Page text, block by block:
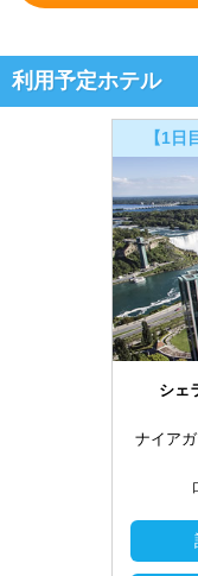
利用予定ホテル
【1日
シェ
ナイア